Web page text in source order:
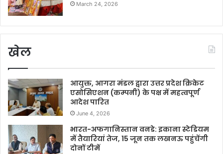
March 24, 2026
खेल
आयुक्त, आगरा मंडल द्वारा उत्तर प्रदेश क्रिकेट
एसोसिएशन (कम्पनी) के पक्ष में महत्वपूर्ण
आदेश पारित
June 4, 2026
भारत-अफगानिस्तान वनडे: इकाना स्टेडियम
में तैयारियां तेज, 15 जून तक लखनऊ पहुंचेंगी
दोनों टीमें